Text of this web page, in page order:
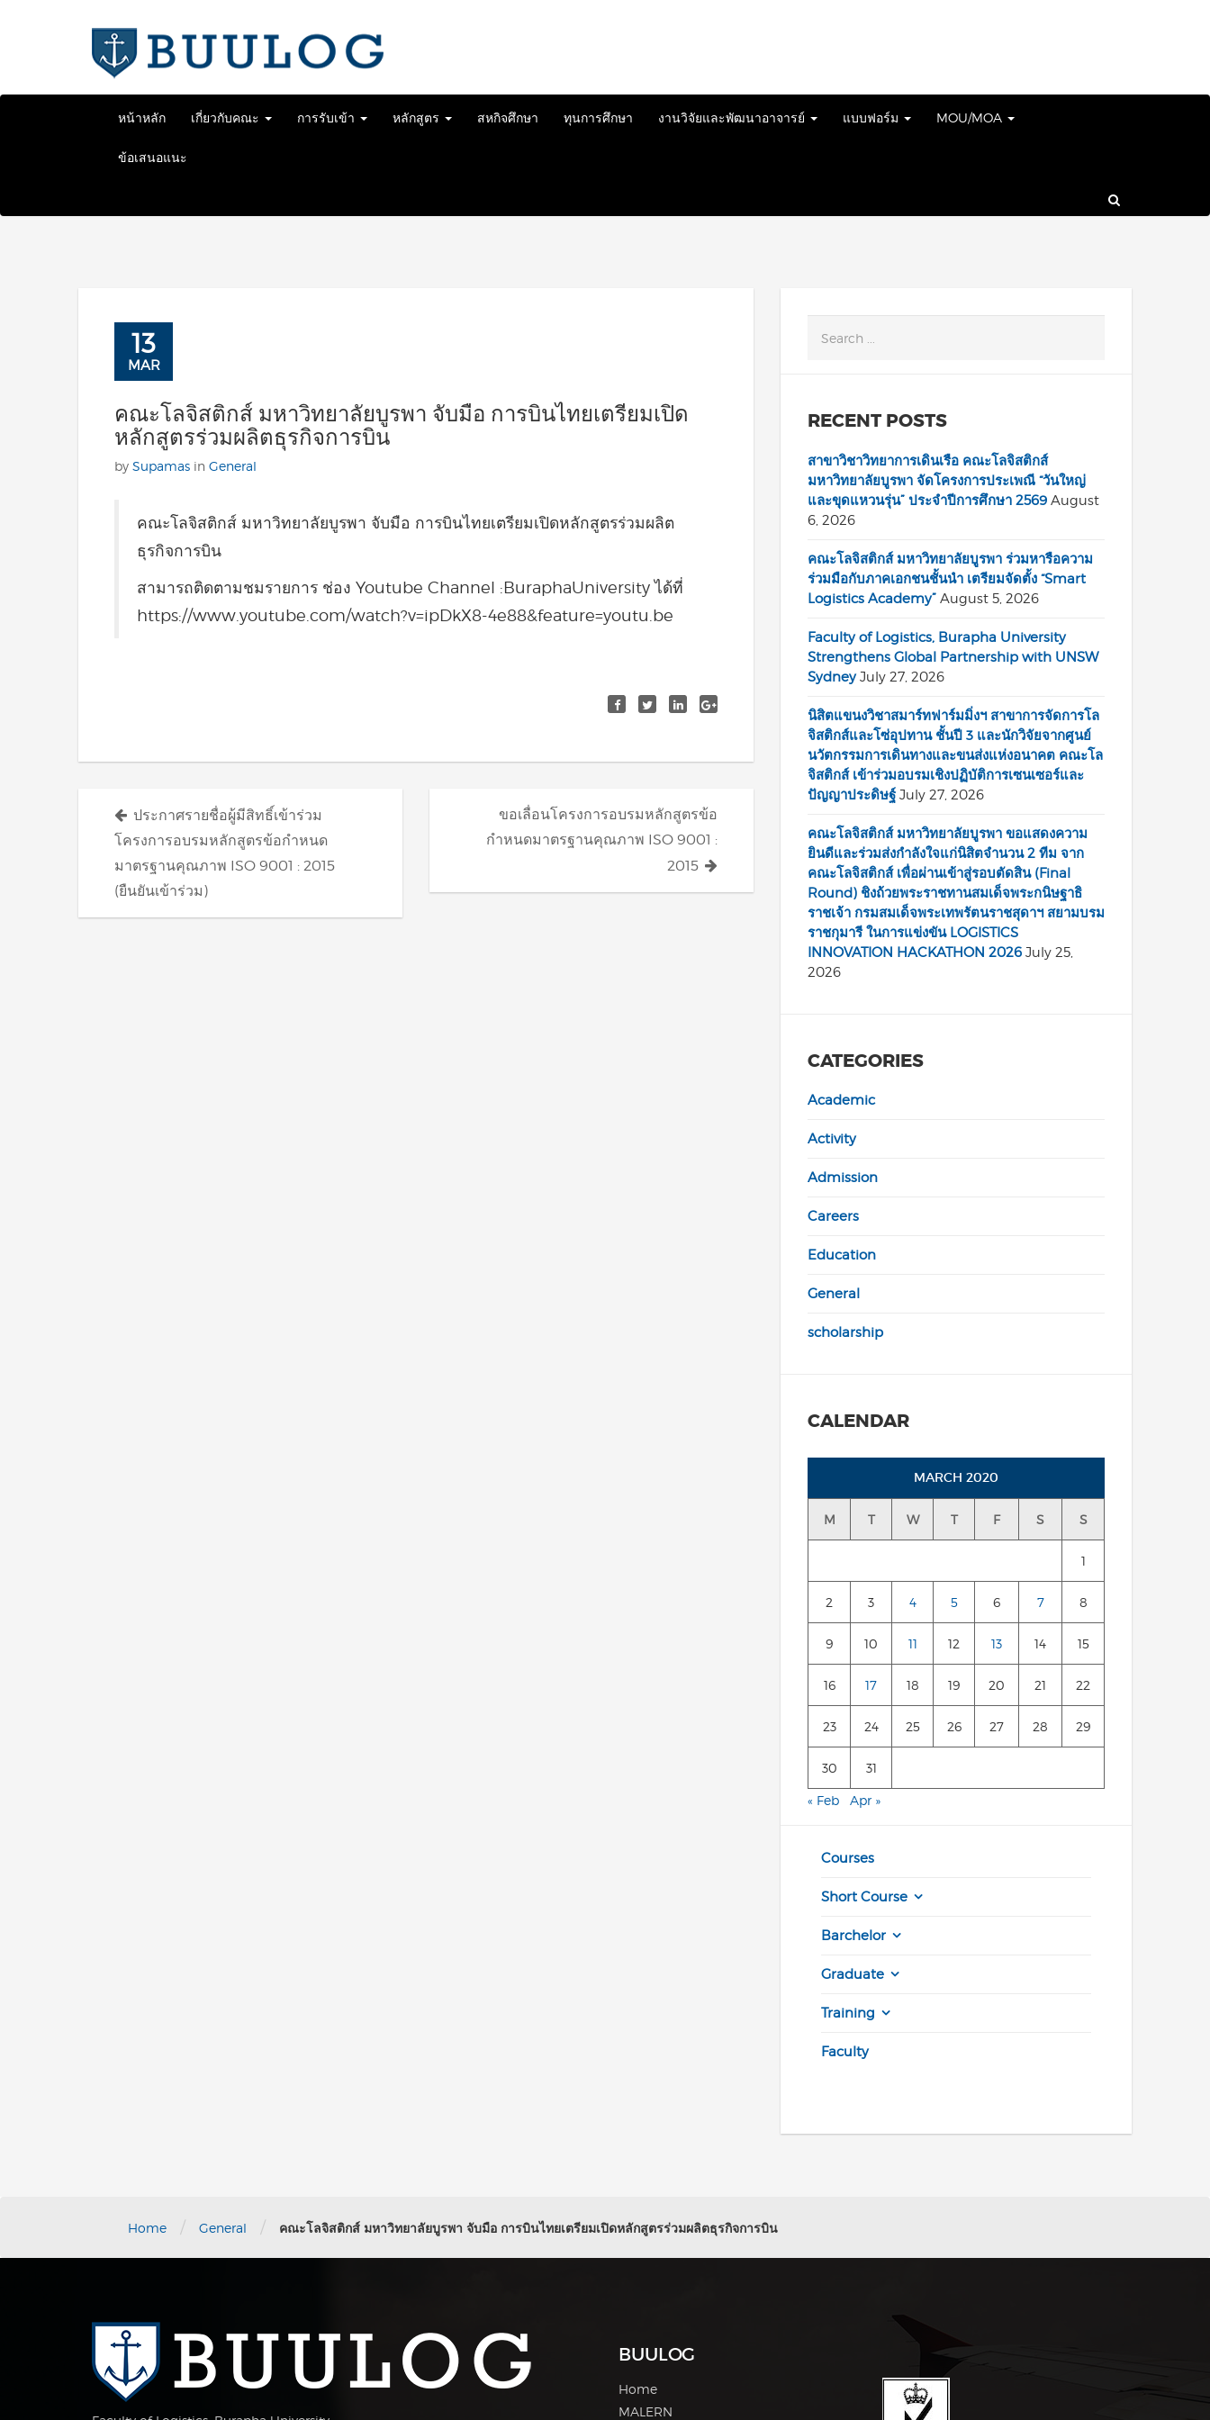
หน้าหลัก เกี่ยวกับคณะ การรับเข้า หลักสูตร สหกิจศึกษา ทุนการศึกษา งานวิจัยและพัฒนาอาจารย์ แบบฟอร์ม MOU/MOA
ข้อเสนอแนะ
13
MAR
คณะโลจิสติกส์ มหาวิทยาลัยบูรพา จับมือ การบินไทยเตรียมเปิด
หลักสูตรร่วมผลิตธุรกิจการบิน
by Supamas in General
คณะโลจิสติกส์ มหาวิทยาลัยบูรพา จับมือ การบินไทยเตรียมเปิดหลักสูตรร่วมผลิต
ธุรกิจการบิน
สามารถติดตามชมรายการ ช่อง Youtube Channel :BuraphaUniversity ได้ที่
https://www.youtube.com/watch?v=ipDkX8-4e88&feature=youtu.be
Posts
navigation
ประกาศรายชื่อผู้มีสิทธิ์เข้าร่วม
โครงการอบรมหลักสูตรข้อกำหนด
มาตรฐานคุณภาพ ISO 9001 : 2015
(ยืนยันเข้าร่วม)
ขอเลื่อนโครงการอบรมหลักสูตรข้อ
กำหนดมาตรฐานคุณภาพ ISO 9001 :
2015
RECENT POSTS
สาขาวิชาวิทยาการเดินเรือ คณะโลจิสติกส์
มหาวิทยาลัยบูรพา จัดโครงการประเพณี “วันใหญ่
และขุดแหวนรุ่น” ประจำปีการศึกษา 2569 August
6, 2026
คณะโลจิสติกส์ มหาวิทยาลัยบูรพา ร่วมหารือความ
ร่วมมือกับภาคเอกชนชั้นนำ เตรียมจัดตั้ง “Smart
Logistics Academy” August 5, 2026
Faculty of Logistics, Burapha University
Strengthens Global Partnership with UNSW
Sydney July 27, 2026
นิสิตแขนงวิชาสมาร์ทฟาร์มมิ่งฯ สาขาการจัดการโล
จิสติกส์และโซ่อุปทาน ชั้นปี 3 และนักวิจัยจากศูนย์
นวัตกรรมการเดินทางและขนส่งแห่งอนาคต คณะโล
จิสติกส์ เข้าร่วมอบรมเชิงปฏิบัติการเซนเซอร์และ
ปัญญาประดิษฐ์ July 27, 2026
คณะโลจิสติกส์ มหาวิทยาลัยบูรพา ขอแสดงความ
ยินดีและร่วมส่งกำลังใจแก่นิสิตจำนวน 2 ทีม จาก
คณะโลจิสติกส์ เพื่อผ่านเข้าสู่รอบตัดสิน (Final
Round) ชิงถ้วยพระราชทานสมเด็จพระกนิษฐาธิ
ราชเจ้า กรมสมเด็จพระเทพรัตนราชสุดาฯ สยามบรม
ราชกุมารี ในการแข่งขัน LOGISTICS
INNOVATION HACKATHON 2026 July 25,
2026
CATEGORIES
Academic
Activity
Admission
Careers
Education
General
scholarship
CALENDAR
MARCH 2020
M T W T F S S
1
2 3 4 5 6 7 8
9 10 11 12 13 14 15
16 17 18 19 20 21 22
23 24 25 26 27 28 29
30 31
« Feb Apr »
Courses
Short Course
Barchelor
Graduate
Training
Faculty
Home / General / คณะโลจิสติกส์ มหาวิทยาลัยบูรพา จับมือ การบินไทยเตรียมเปิดหลักสูตรร่วมผลิตธุรกิจการบิน
BUULOG
Home
MALERN